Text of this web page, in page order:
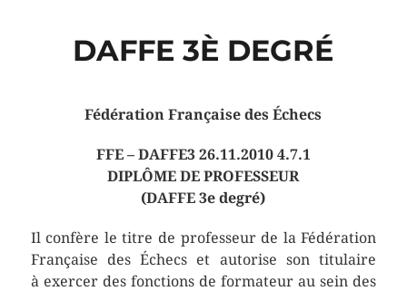
DAFFE 3È DEGRÉ
Fédération Française des Échecs
FFE – DAFFE3 26.11.2010 4.7.1
DIPLÔME DE PROFESSEUR
(DAFFE 3e degré)
Il confère le titre de professeur de la Fédération
Française des Échecs et autorise son titulaire
à exercer des fonctions de formateur au sein des